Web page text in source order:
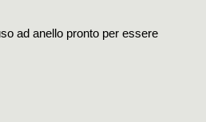
ad anello pronto per essere